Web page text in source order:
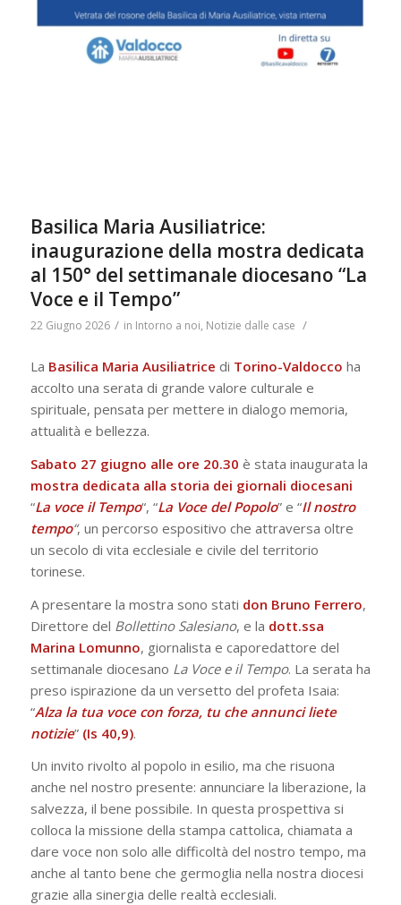
Basilica Maria Ausiliatrice:
inaugurazione della mostra dedicata
al 150° del settimanale diocesano “La
Voce e il Tempo”
22 Giugno 2026 / in Intorno a noi, Notizie dalle case /
La Basilica Maria Ausiliatrice di Torino-Valdocco ha
accolto una serata di grande valore culturale e
spirituale, pensata per mettere in dialogo memoria,
attualità e bellezza.
Sabato 27 giugno alle ore 20.30 è stata inaugurata la
mostra dedicata alla storia dei giornali diocesani
“La voce il Tempo“, “La Voce del Popolo” e “Il nostro
tempo“, un percorso espositivo che attraversa oltre
un secolo di vita ecclesiale e civile del territorio
torinese.
A presentare la mostra sono stati don Bruno Ferrero,
Direttore del Bollettino Salesiano, e la dott.ssa
Marina Lomunno, giornalista e caporedattore del
settimanale diocesano La Voce e il Tempo. La serata ha
preso ispirazione da un versetto del profeta Isaia:
“Alza la tua voce con forza, tu che annunci liete
notizie”(Is 40,9).
Un invito rivolto al popolo in esilio, ma che risuona
anche nel nostro presente: annunciare la liberazione, la
salvezza, il bene possibile. In questa prospettiva si
colloca la missione della stampa cattolica, chiamata a
dare voce non solo alle difficoltà del nostro tempo, ma
anche al tanto bene che germoglia nella nostra diocesi
grazie alla sinergia delle realtà ecclesiali.